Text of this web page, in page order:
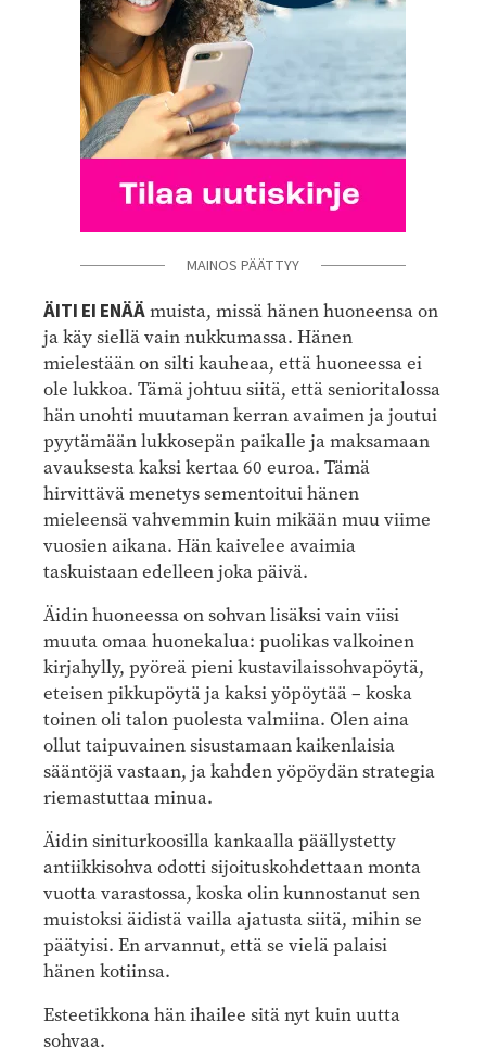
MAINOS PÄÄTTYY
ÄITI EI ENÄÄmuista, missä hänen huoneensa on
ja käy siellä vain nukkumassa. Hänen
mielestään on silti kauheaa, että huoneessa ei
ole lukkoa. Tämä johtuu siitä, että senioritalossa
hän unohti muutaman kerran avaimen ja joutui
pyytämään lukkosepän paikalle ja maksamaan
avauksesta kaksi kertaa 60 euroa. Tämä
hirvittävä menetys sementoitui hänen
mieleensä vahvemmin kuin mikään muu viime
vuosien aikana. Hän kaivelee avaimia
taskuistaan edelleen joka päivä.
Äidin huoneessa on sohvan lisäksi vain viisi
muuta omaa huonekalua: puolikas valkoinen
kirjahylly, pyöreä pieni kustavilaissohvapöytä,
eteisen pikkupöytä ja kaksi yöpöytää – koska
toinen oli talon puolesta valmiina. Olen aina
ollut taipuvainen sisustamaan kaikenlaisia
sääntöjä vastaan, ja kahden yöpöydän strategia
riemastuttaa minua.
Äidin siniturkoosilla kankaalla päällystetty
antiikkisohva odotti sijoituskohdettaan monta
vuotta varastossa, koska olin kunnostanut sen
muistoksi äidistä vailla ajatusta siitä, mihin se
päätyisi. En arvannut, että se vielä palaisi
hänen kotiinsa.
Esteetikkona hän ihailee sitä nyt kuin uutta
sohvaa.